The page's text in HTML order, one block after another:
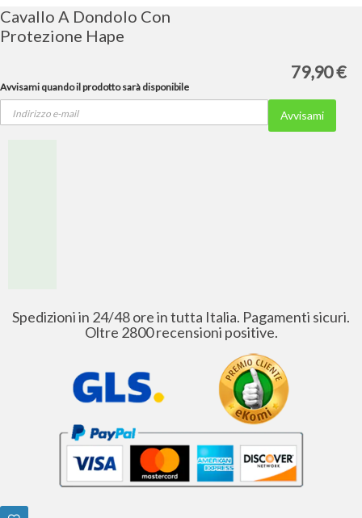
galleria
di
immagini
Cavallo A Dondolo Con
Protezione Hape
79,90 €
Avvisami quando il prodotto sarà disponibile
Avvisami
Spedizioni in 24/48 ore in tutta Italia. Pagamenti sicuri.
Oltre 2800 recensioni positive.